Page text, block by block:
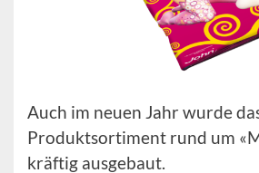
Auch im neuen Jahr wurde
Produktsortiment rund um
kräftig ausgebaut.